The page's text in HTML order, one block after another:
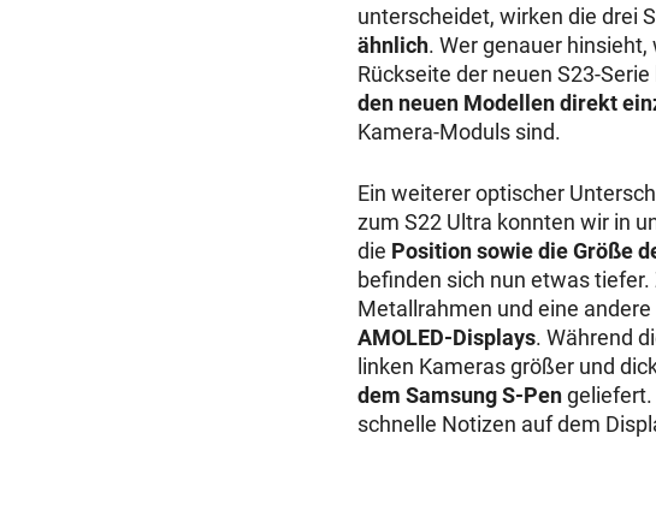
unterscheidet, wirken die drei
ähnlich. Wer genauer
Rückseite der neuen S23-
den neuen Modellen direkt
Kamera-Moduls sind.
Ein weiterer optischer
zum S22 Ultra konnten wir in
die Position sowie die Größe
befinden sich nun etwas
Metallrahmen und eine
AMOLED-Displays. Während
linken Kameras größer und
dem Samsung S-Pengeliefert.
schnelle Notizen auf dem